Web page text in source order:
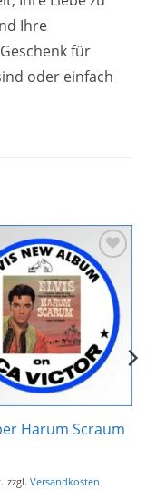
Ihre
für
oder einfach
Zur
Wunschliste
hinzufügen
Harum Scraum
zzgl. Versandkosten